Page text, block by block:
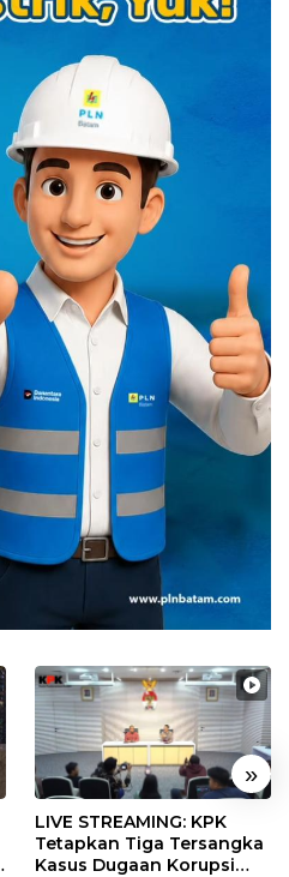
»
LIVE STREAMING: KPK
Tetapkan Tiga Tersangka
Kasus Dugaan Korupsi